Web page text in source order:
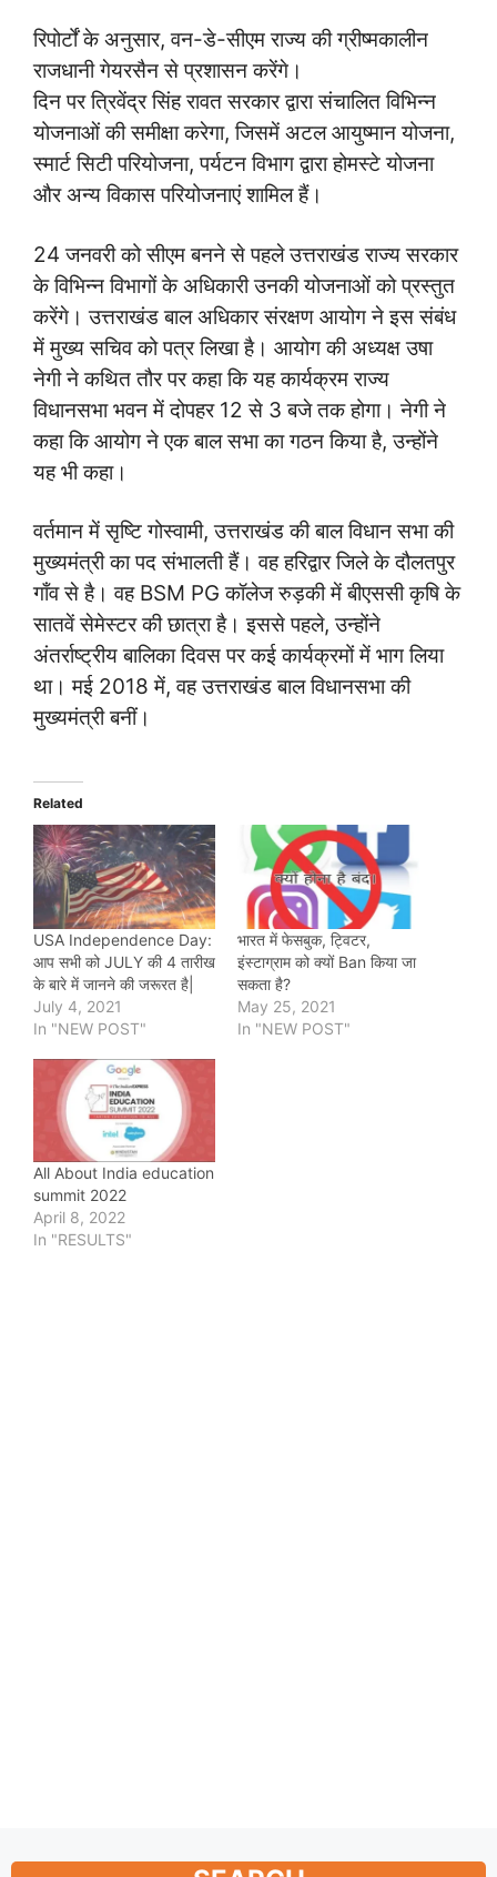
रिपोर्टों के अनुसार, वन-डे-सीएम राज्य की ग्रीष्मकालीन
राजधानी गेयरसैन से प्रशासन करेंगे।
दिन पर त्रिवेंद्र सिंह रावत सरकार द्वारा संचालित विभिन्न
योजनाओं की समीक्षा करेगा, जिसमें अटल आयुष्मान योजना,
स्मार्ट सिटी परियोजना, पर्यटन विभाग द्वारा होमस्टे योजना
और अन्य विकास परियोजनाएं शामिल हैं।
24 जनवरी को सीएम बनने से पहले उत्तराखंड राज्य सरकार
के विभिन्न विभागों के अधिकारी उनकी योजनाओं को प्रस्तुत
करेंगे। उत्तराखंड बाल अधिकार संरक्षण आयोग ने इस संबंध
में मुख्य सचिव को पत्र लिखा है। आयोग की अध्यक्ष उषा
नेगी ने कथित तौर पर कहा कि यह कार्यक्रम राज्य
विधानसभा भवन में दोपहर 12 से 3 बजे तक होगा। नेगी ने
कहा कि आयोग ने एक बाल सभा का गठन किया है, उन्होंने
यह भी कहा।
वर्तमान में सृष्टि गोस्वामी, उत्तराखंड की बाल विधान सभा की
मुख्यमंत्री का पद संभालती हैं। वह हरिद्वार जिले के दौलतपुर
गाँव से है। वह BSM PG कॉलेज रुड़की में बीएससी कृषि के
सातवें सेमेस्टर की छात्रा है। इससे पहले, उन्होंने
अंतर्राष्ट्रीय बालिका दिवस पर कई कार्यक्रमों में भाग लिया
था। मई 2018 में, वह उत्तराखंड बाल विधानसभा की
मुख्यमंत्री बनीं।
Related
USA Independence Day:
आप सभी को JULY की 4 तारीख
के बारे में जानने की जरूरत है|
July 4, 2021
In "NEW POST"
भारत में फेसबुक, ट्विटर,
इंस्टाग्राम को क्यों Ban किया जा
सकता है?
May 25, 2021
In "NEW POST"
All About India education
summit 2022
April 8, 2022
In "RESULTS"